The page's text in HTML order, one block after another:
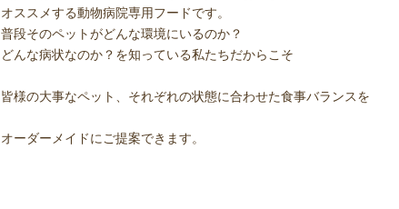
オススメする動物病院専用フードです。
普段そのペットがどんな環境にいるのか？
どんな病状なのか？を知っている私たちだからこそ
皆様の大事なペット、それぞれの状態に合わせた食事バランスを
オーダーメイドにご提案できます。